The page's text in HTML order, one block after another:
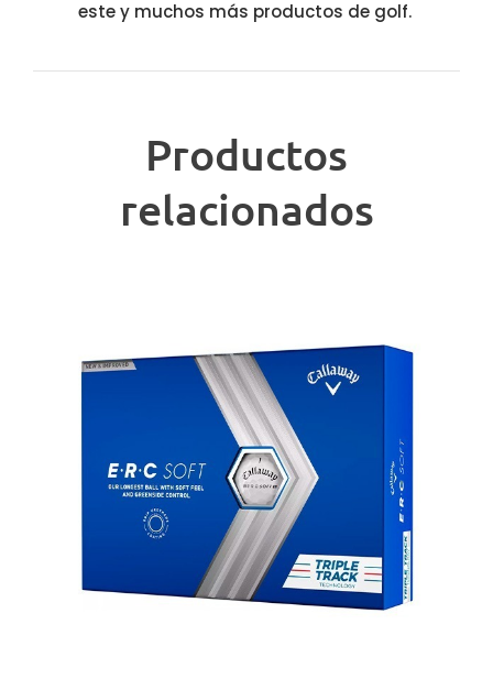
este y muchos más productos de golf.
Productos
relacionados